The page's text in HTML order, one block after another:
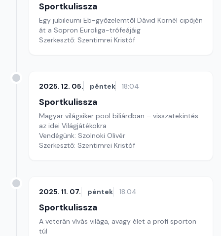
Sportkulissza
Egy jubileumi Eb-győzelemtől Dávid Kornél cipőjén
át a Sopron Euroliga-trófeájáig
Szerkesztő: Szentimrei Kristóf
2025. 12. 05. péntek 18:04
Sportkulissza
Magyar világsiker pool biliárdban – visszatekintés
az idei Világjátékokra
Vendégünk: Szolnoki Olivér
Szerkesztő: Szentimrei Kristóf
2025. 11. 07. péntek 18:04
Sportkulissza
A veterán vívás világa, avagy élet a profi sporton
túl